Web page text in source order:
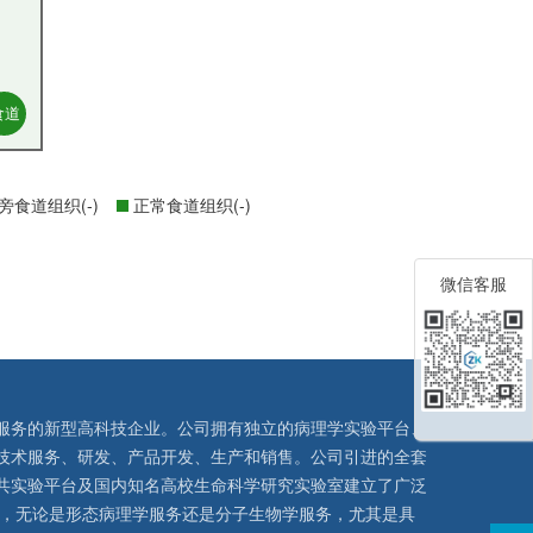
道
食道组织(-) 正常食道组织(-)
的新型高科技企业。公司拥有独立的病理学实验平台、
服务、研发、产品开发、生产和销售。公司引进的全套
验平台及国内知名高校生命科学研究实验室建立了广泛
无论是形态病理学服务还是分子生物学服务，尤其是具
微信客服